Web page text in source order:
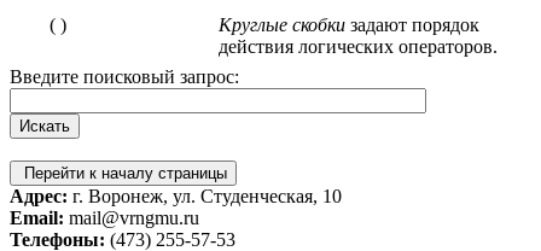
( )
Круглые скобки задают порядок
действия логических операторов.
Введите поисковый запрос:
Перейти к началу страницы
Адрес: г. Воронеж, ул. Студенческая, 10
Email: mail@vrngmu.ru
Телефоны: (473) 255-57-53